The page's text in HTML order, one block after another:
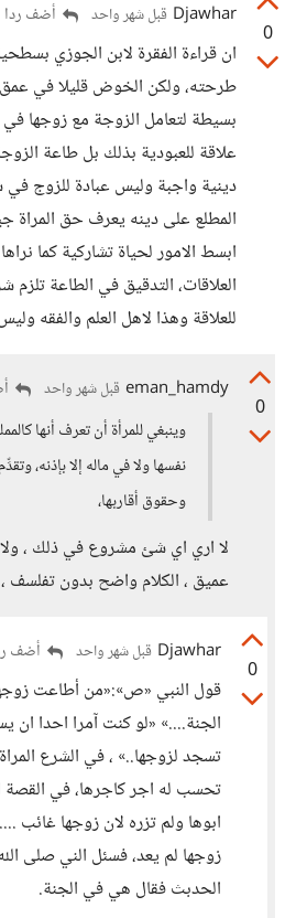
0
Djawhar قبل شهر واحد أضف ردا
ان قراءة الفقرة لابن الجوزي
طرحته، ولكن الخوض قليلا في
بسيطة لتعامل الزوجة مع زوجها
علاقة للعبودية بذلك بل طاعة
دينية واجبة وليس عبادة للزوج
المطلع على دينه يعرف حق المراة
ابسط الامور لحياة تشاركية كما
العلاقات، التدقيق في الطاعة
للعلاقة وهذا لاهل العلم والفقه
0
eman_hamdy قبل شهر واحد
وينبغي للمرأة أن تعرف أنها
نفسها ولا في ماله إلا بإذنه،
وحقوق أقاربها،
لا اري اي شئ مشروع في ذلك ،
عميق ، الكلام واضح بدون تفلسف
0
Djawhar قبل شهر واحد أضف
قول النبي «ص»:«من أطاعت
الجنة....» «لو كنت آمرا احدا ان
تسجد لزوجها..» ، في الشرع
تحسب له اجر كاجرها، في القصة
ابوها ولم تزره لان زوجها غائب
زوجها لم يعد، فسئل الني صلى
الحدبث فقال هي في الجنة.